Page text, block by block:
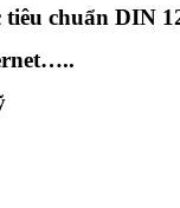
chuẩn DIN